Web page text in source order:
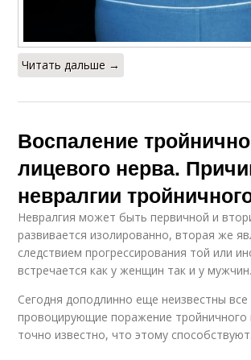
Читать дальше →
Воспаление
лицевого нерва.
невралгии
Невралгия может быть первичной и
развивается изолированно, вторая же
следствием прогрессирования той или
встречается как у женщин так и у мужчин.
Сегодня доподлинно еще неизвестны
провоцирующие поражение тройничного
точно известно, что этому способствуют: